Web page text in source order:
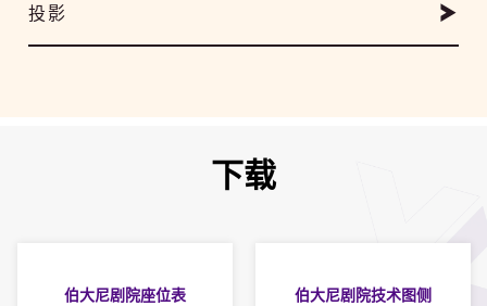
投影
下载
伯大尼剧院座位表 伯大尼剧院技术图侧